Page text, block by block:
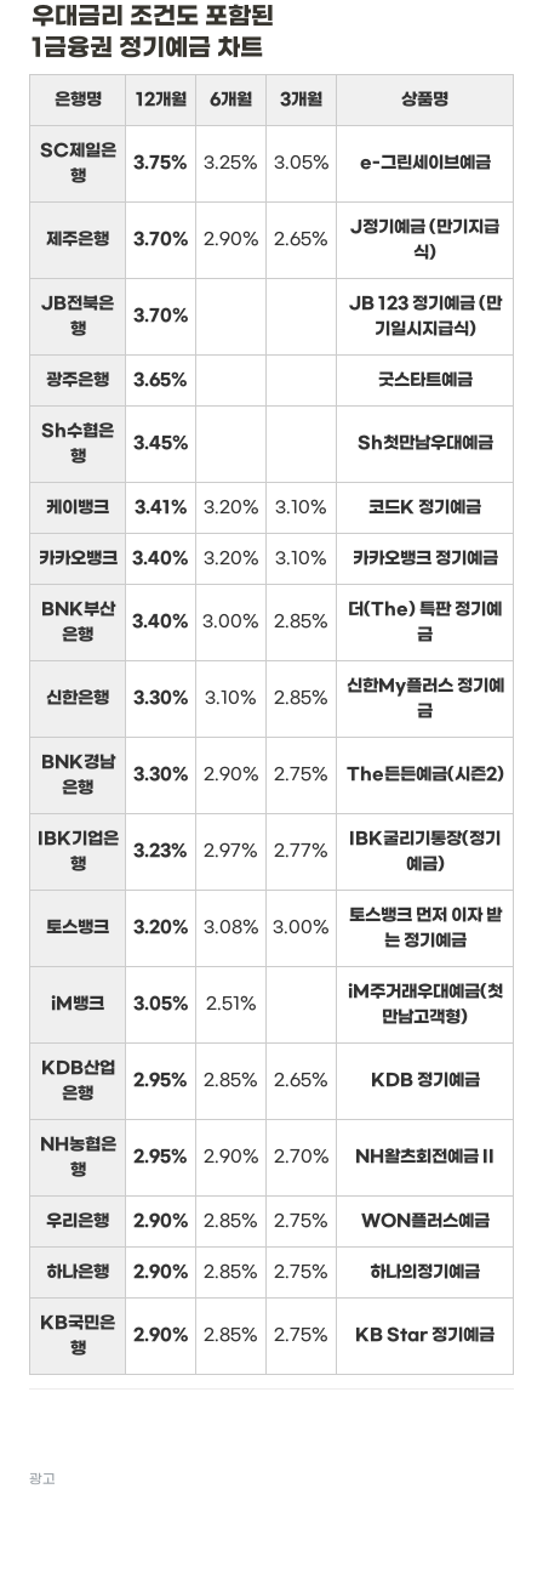
우대금리 조건도 포함된
1금융권 정기예금 차트
은행명 12개월 6개월 3개월 상품명
SC제일은
행
3.75% 3.25% 3.05% e-그린세이브예금
제주은행 3.70% 2.90% 2.65%
J정기예금 (만기지급
식)
JB전북은
행
3.70%
JB 123 정기예금 (만
기일시지급식)
광주은행 3.65% 굿스타트예금
Sh수협은
행
3.45% Sh첫만남우대예금
케이뱅크 3.41% 3.20% 3.10% 코드K 정기예금
카카오뱅크 3.40% 3.20% 3.10% 카카오뱅크 정기예금
BNK부산
은행
3.40% 3.00% 2.85%
더(The) 특판 정기예
금
신한은행 3.30% 3.10% 2.85%
신한My플러스 정기예
금
BNK경남
은행
3.30% 2.90% 2.75% The든든예금(시즌2)
IBK기업은
행
3.23% 2.97% 2.77%
IBK굴리기통장(정기
예금)
토스뱅크 3.20% 3.08% 3.00%
토스뱅크 먼저 이자 받
는 정기예금
iM뱅크 3.05% 2.51%
iM주거래우대예금(첫
만남고객형)
KDB산업
은행
2.95% 2.85% 2.65% KDB 정기예금
NH농협은
행
2.95% 2.90% 2.70% NH왈츠회전예금 II
우리은행 2.90% 2.85% 2.75% WON플러스예금
하나은행 2.90% 2.85% 2.75% 하나의정기예금
KB국민은
행
2.90% 2.85% 2.75% KB Star 정기예금
광고